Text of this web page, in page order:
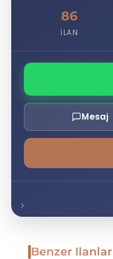
86
İLAN
Mesaj
Benzer Ilanlar